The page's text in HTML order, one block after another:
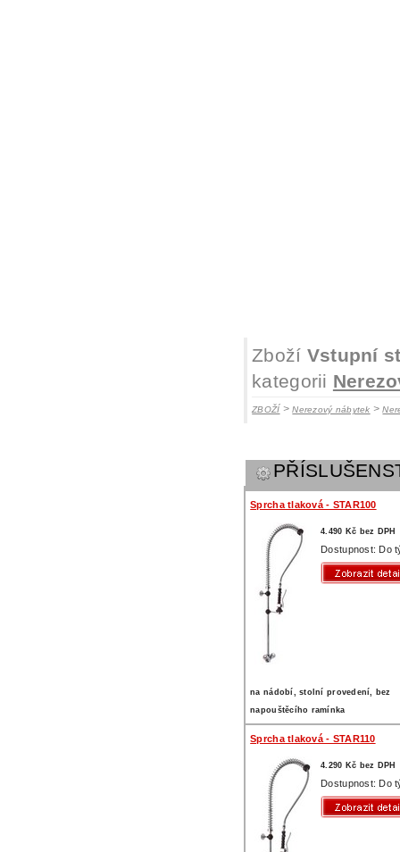
Zboží Vstupní
kategorii
ZBOŽÍ>Nerezový nábytek >
Sprcha tlaková - STAR100
4.490 Kč bez DPH
Dostupnost: Do
na nádobí, stolní provedení, bez
napouštěcího ramínka
Sprcha tlaková - STAR110
4.290 Kč bez DPH
Dostupnost: Do